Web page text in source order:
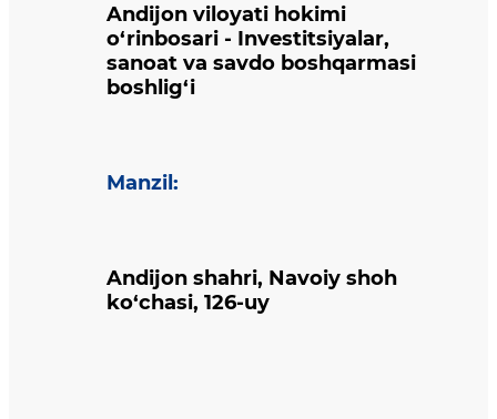
Andijon viloyati hokimi
o‘rinbosari - Investitsiyalar,
sanoat va savdo boshqarmasi
boshlig‘i
Manzil :
Andijon shahri, Navoiy shoh
ko‘chasi, 126-uy